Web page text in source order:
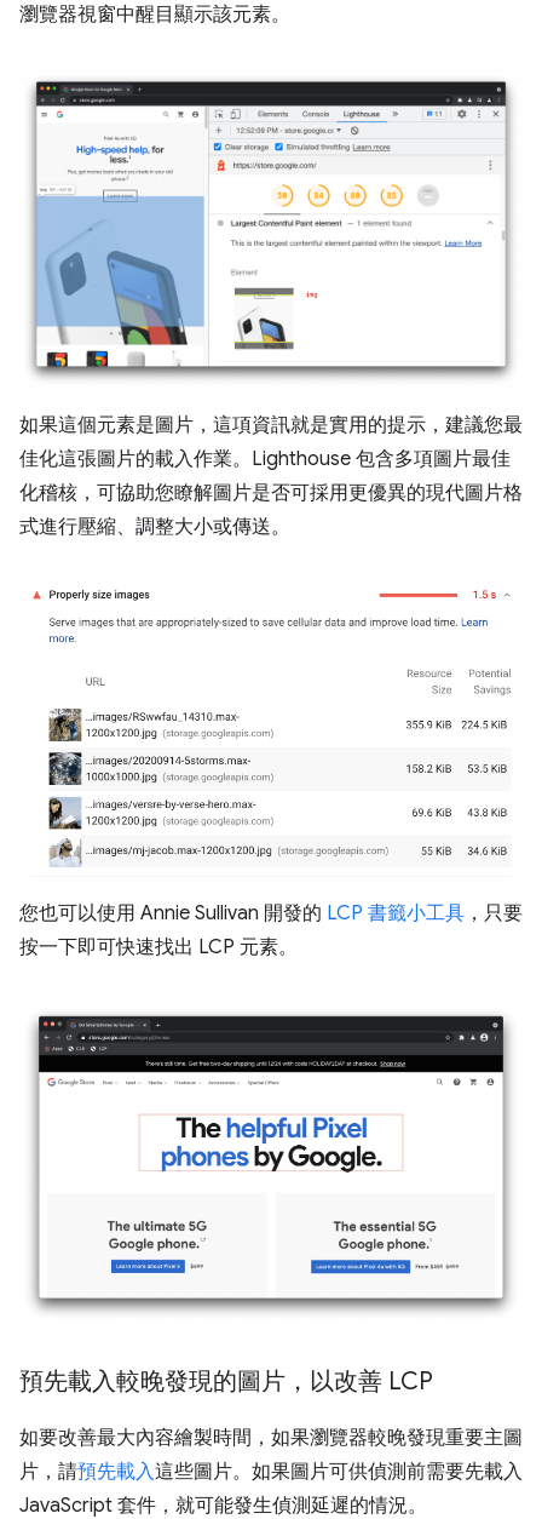
瀏覽器視窗中醒目顯示該元素。
如果這個元素是圖片，這項資訊就是實用的提示，建議您最
佳化這張圖片的載入作業。Lighthouse 包含多項圖片最佳
化稽核，可協助您瞭解圖片是否可採用更優異的現代圖片格
式進行壓縮、調整大小或傳送。
您也可以使用 Annie Sullivan 開發的 LCP 書籤小工具 ，只要
按一下即可快速找出 LCP 元素。
預先載入較晚發現的圖片，以改善 LCP
如要改善最大內容繪製時間，如果瀏覽器較晚發現重要主圖
片，請預先載入這些圖片。如果圖片可供偵測前需要先載入
JavaScript 套件，就可能發生偵測延遲的情況。